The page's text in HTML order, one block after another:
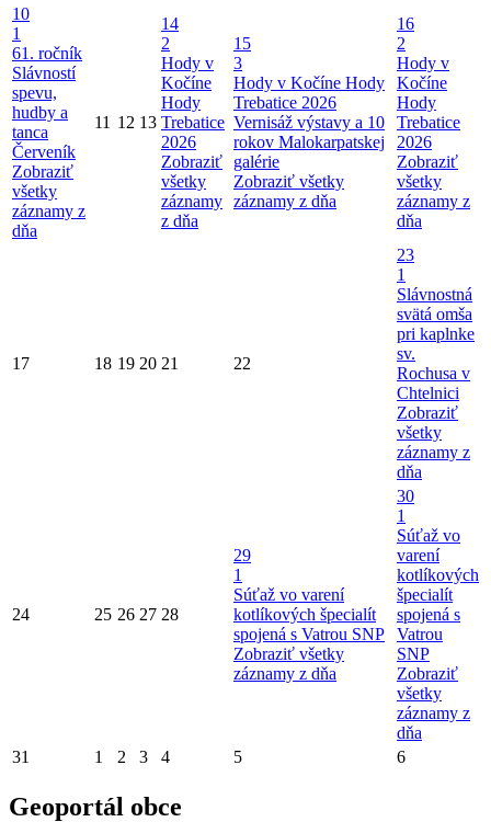
10
1
61. ročník
Slávností
spevu,
hudby a
tanca
Červeník
Zobraziť
všetky
záznamy z
dňa
11 12 13
14
2
Hody v
Kočíne
Hody
Trebatice
2026
Zobraziť
všetky
záznamy
z dňa
15
3
Hody v Kočíne Hody
Trebatice 2026
Vernisáž výstavy a 10
rokov Malokarpatskej
galérie
Zobraziť všetky
záznamy z dňa
16
2
Hody v
Kočíne
Hody
Trebatice
2026
Zobraziť
všetky
záznamy z
dňa
17 18 19 20 21 22
23
1
Slávnostná
svätá omša
pri kaplnke
sv.
Rochusa v
Chtelnici
Zobraziť
všetky
záznamy z
dňa
24 25 26 27 28
29
1
Súťaž vo varení
kotlíkových špecialít
spojená s Vatrou SNP
Zobraziť všetky
záznamy z dňa
30
1
Súťaž vo
varení
kotlíkových
špecialít
spojená s
Vatrou
SNP
Zobraziť
všetky
záznamy z
dňa
31
1 2 3 4 5 6
Geoportál obce